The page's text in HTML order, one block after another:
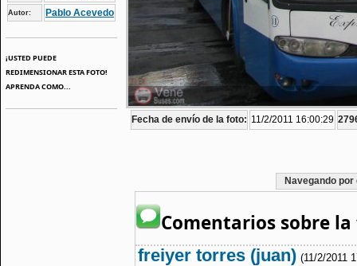
Autor: Pablo Acevedo
¡USTED PUEDE
REDIMENSIONAR ESTA FOTO!
APRENDA COMO...
Fecha de envío de la foto: 11/2/2011 16:00:29
Navegando
Comentarios sobre
freiyer torres (juan) (11/2/2011